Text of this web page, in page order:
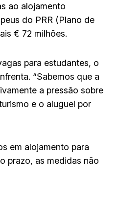
ao alojamento
do PRR (Plano de
€ 72 milhões.
para estudantes, o
“Sabemos que a
a pressão sobre
e o aluguel por
em alojamento para
prazo, as medidas não